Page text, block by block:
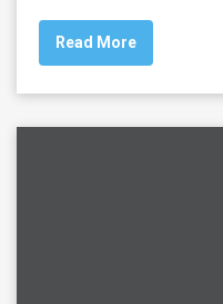
c
e
b
o
tt
er
Read More